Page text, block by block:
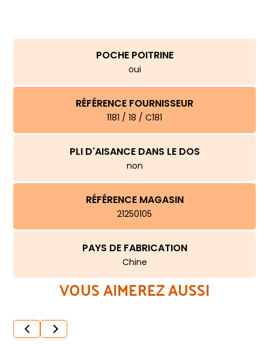
POCHE POITRINE
oui
RÉFÉRENCE FOURNISSEUR
1181 / 18 / C181
PLI D'AISANCE DANS LE DOS
non
RÉFÉRENCE MAGASIN
21250105
PAYS DE FABRICATION
Chine
VOUS AIMEREZ AUSSI